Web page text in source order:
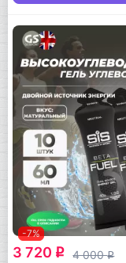
-7%
3 720 q 4 000q